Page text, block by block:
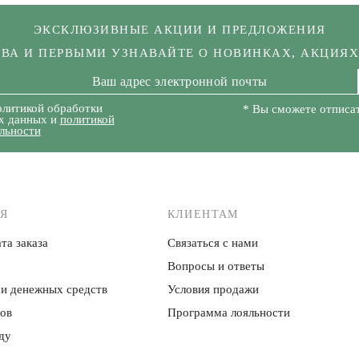
ЭКСКЛЮЗИВНЫЕ АКЦИИ И ПРЕДЛОЖЕНИЯ
И ПЕРВЫМИ УЗНАВАЙТЕ О НОВИНКАХ,
обработки
данных и политикой
* Вы сможете
заказа
денежных средств
КЛИЕНТАМ
Связаться с нами
Вопросы и ответы
Условия продажи
Программа лояльности